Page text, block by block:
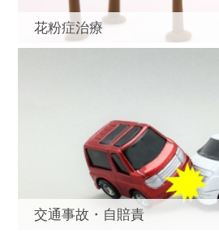
花粉症治療
交通事故・自賠責